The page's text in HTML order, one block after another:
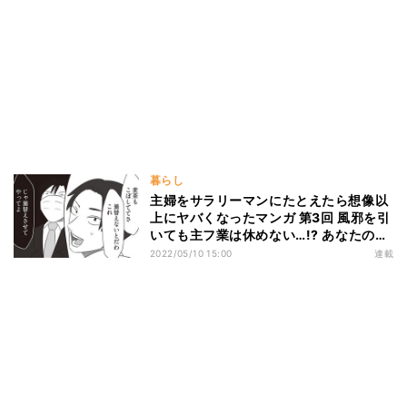
暮らし
主婦をサラリーマンにたとえたら想像以
上にヤバくなったマンガ 第3回 風邪を引
いても主フ業は休めない…!? あなたの自
宅はホワイト企業ですか?
2022/05/10 15:00 連載